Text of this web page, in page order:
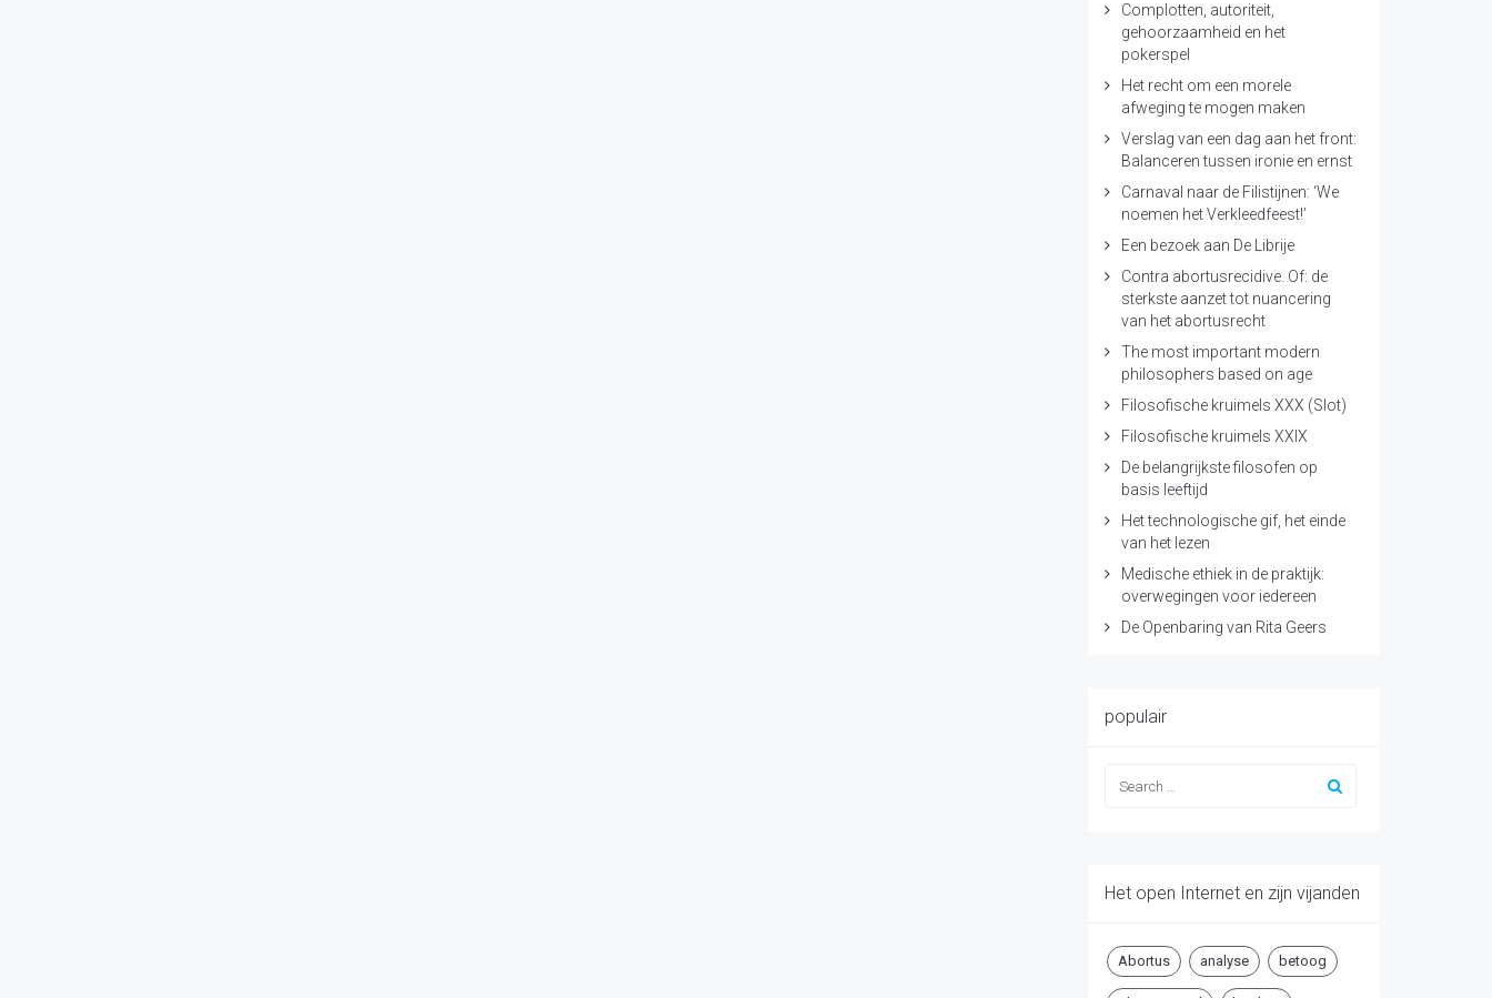
Complotten, autoriteit,
gehoorzaamheid en het
pokerspel
Het recht om een morele
afweging te mogen maken
Verslag van een dag aan het front:
Balanceren tussen ironie en ernst
Carnaval naar de Filistijnen: ‘We
noemen het Verkleedfeest!’
Een bezoek aan De Librije
Contra abortusrecidive. Of: de
sterkste aanzet tot nuancering
van het abortusrecht
The most important modern
philosophers based on age
Filosofische kruimels XXX (Slot)
Filosofische kruimels XXIX
De belangrijkste filosofen op
basis leeftijd
Het technologische gif, het einde
van het lezen
Medische ethiek in de praktijk:
overwegingen voor iedereen
De Openbaring van Rita Geers
populair
Het open Internet en zijn vijanden
Abortus analyse betoog